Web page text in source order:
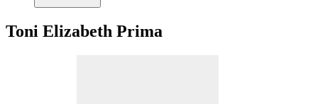
Toni Elizabeth Prima